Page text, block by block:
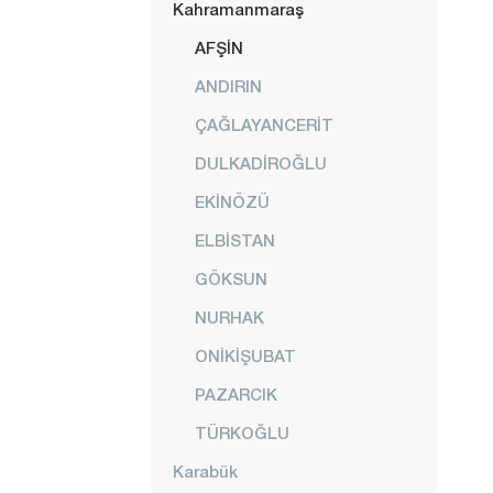
Kahramanmaraş
AFŞİN
ANDIRIN
ÇAĞLAYANCERİT
DULKADİROĞLU
EKİNÖZÜ
ELBİSTAN
GÖKSUN
NURHAK
ONİKİŞUBAT
PAZARCIK
TÜRKOĞLU
Karabük